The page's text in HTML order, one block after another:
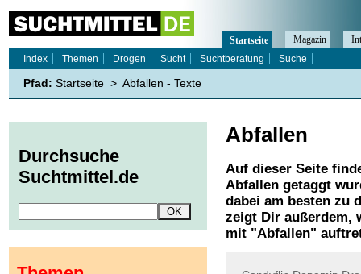
Abfallen
Auf dieser Seite
Abfallen getaggt
dabei am besten zu
zeigt Dir außerdem,
mit "Abfallen"
Startseite Magazin
Index
Themen Drogen Sucht Suchtberatung Suche
Pfad: Startseite > Abfallen - Texte
Durchsuche
Suchtmittel.de